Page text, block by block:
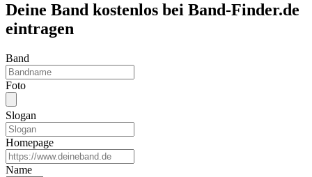
Deine Band kostenlos bei Band-Finder.de
eintragen
Band
Foto
Slogan
Homepage
Name